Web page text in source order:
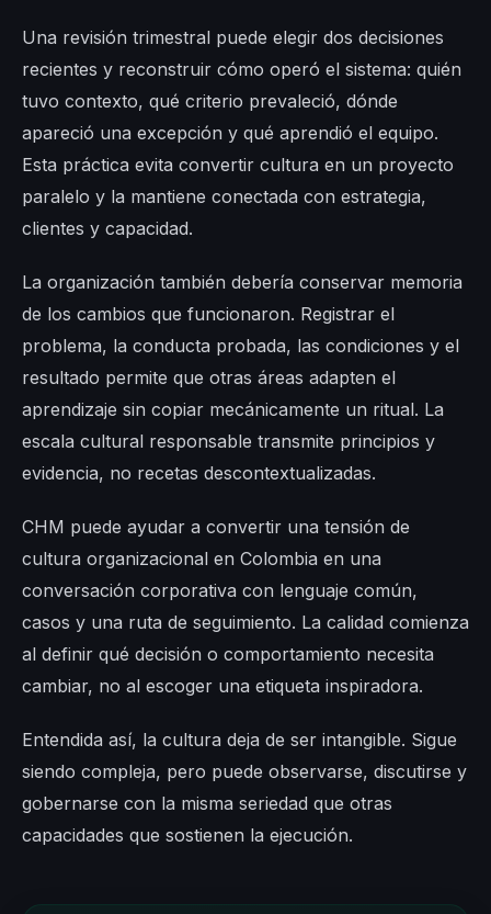
Una revisión trimestral puede elegir dos decisiones
recientes y reconstruir cómo operó el sistema: quién
tuvo contexto, qué criterio prevaleció, dónde
apareció una excepción y qué aprendió el equipo.
Esta práctica evita convertir cultura en un proyecto
paralelo y la mantiene conectada con estrategia,
clientes y capacidad.
La organización también debería conservar memoria
de los cambios que funcionaron. Registrar el
problema, la conducta probada, las condiciones y el
resultado permite que otras áreas adapten el
aprendizaje sin copiar mecánicamente un ritual. La
escala cultural responsable transmite principios y
evidencia, no recetas descontextualizadas.
CHM puede ayudar a convertir una tensión de
cultura organizacional en Colombia en una
conversación corporativa con lenguaje común,
casos y una ruta de seguimiento. La calidad comienza
al definir qué decisión o comportamiento necesita
cambiar, no al escoger una etiqueta inspiradora.
Entendida así, la cultura deja de ser intangible. Sigue
siendo compleja, pero puede observarse, discutirse y
gobernarse con la misma seriedad que otras
capacidades que sostienen la ejecución.